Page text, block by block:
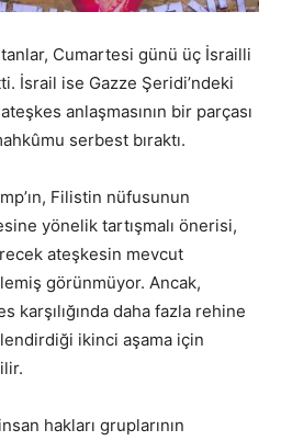
Cumartesi günü üç İsrailli
İsrail ise Gazze Şeridi’ndeki
anlaşmasının bir parçası
serbest bıraktı.
Filistin nüfusunun
yönelik tartışmalı önerisi,
ateşkesin mevcut
görünmüyor. Ancak,
karşılığında daha fazla rehine
ikinci aşama için
hakları gruplarının